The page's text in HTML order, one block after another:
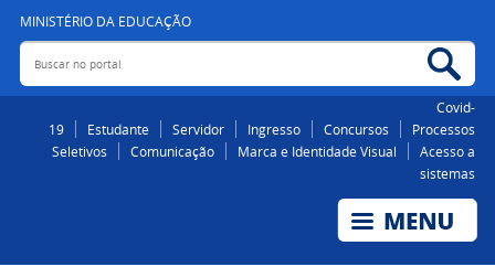
MINISTÉRIO DA EDUCAÇÃO
Buscar no portal
Covid-
19
Estudante Servidor Ingresso Concursos
Processos
Seletivos
Comunicação Marca e Identidade Visual
Acesso a
sistemas